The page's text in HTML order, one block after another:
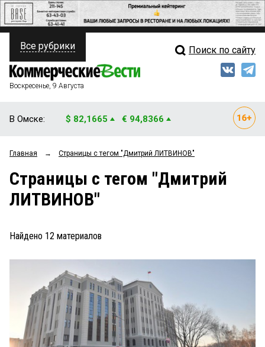
ПОЛИТИКА
ФИНАНСЫ
ОБЩЕСТВО
ЗАКОН
ПРОИСШЕСТВИЯ
Свежий выпуск
Мнения
Рейтинги
Все рубрики Поиск по сайту
Воскресенье, 9 Августа
В Омске: $ 82,1665 € 94,8366
Главная → Страницы c тегом "Дмитрий ЛИТВИНОВ"
Страницы c тегом "Дмитрий
ЛИТВИНОВ"
Найдено 12 материалов